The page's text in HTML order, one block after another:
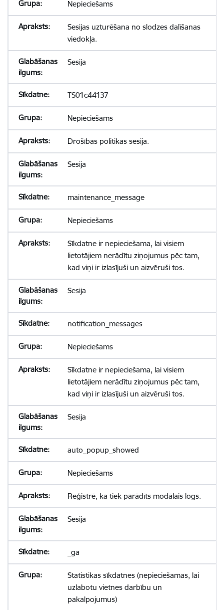
Nepieciešams
Sesijas uzturēšana no slodzes dalīšanas
viedokļa.
Sesija
TS01c44137
Nepieciešams
Drošības politikas sesija.
Sesija
maintenance_message
Nepieciešams
Sīkdatne ir nepieciešama, lai visiem
lietotājiem nerādītu ziņojumus pēc tam,
kad viņi ir izlasījuši un aizvēruši tos.
Sesija
notification_messages
Nepieciešams
Sīkdatne ir nepieciešama, lai visiem
lietotājiem nerādītu ziņojumus pēc tam,
kad viņi ir izlasījuši un aizvēruši tos.
Sesija
auto_popup_showed
Nepieciešams
Reģistrē, ka tiek parādīts modālais logs.
Sesija
_ga
Statistikas sīkdatnes (nepieciešamas, lai
uzlabotu vietnes darbību un
pakalpojumus)